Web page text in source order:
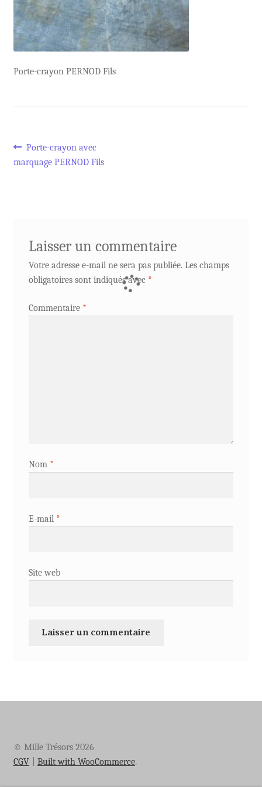
Porte-crayon PERNOD Fils
Navigation
Article
précédent :
Porte-crayon avec
marquage PERNOD Fils
Laisser un commentaire
Votre adresse e-mail ne sera pas publiée. Les champs
obligatoires sont indiqués avec *
Commentaire *
Nom *
E-mail *
Site web
© Mille Trésors 2026
CGV
Built with WooCommerce.